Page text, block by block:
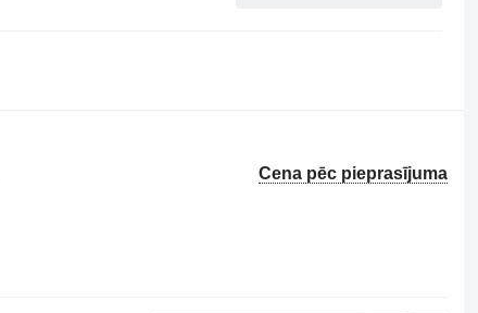
Cena pēc pieprasījuma